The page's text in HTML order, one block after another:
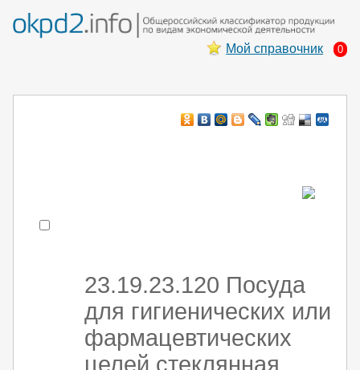
Мой справочник 0
23.19.23.120 Посуда
для гигиенических или
фармацевтических
целей стеклянная.